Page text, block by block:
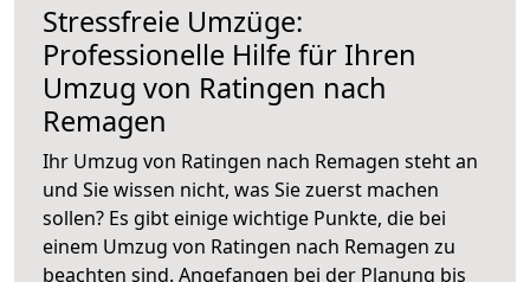
Stressfreie Umzüge:
Professionelle Hilfe für Ihren
Umzug von Ratingen nach
Remagen
Ihr Umzug von Ratingen nach Remagen steht an
und Sie wissen nicht, was Sie zuerst machen
sollen? Es gibt einige wichtige Punkte, die bei
einem Umzug von Ratingen nach Remagen zu
beachten sind. Angefangen bei der Planung bis